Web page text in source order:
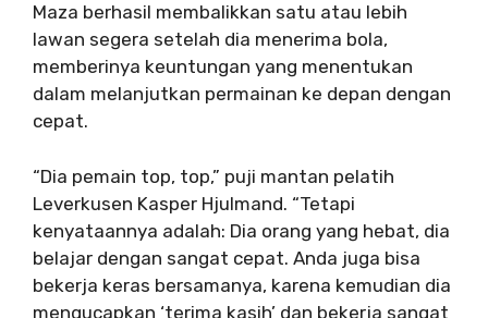
Maza berhasil membalikkan satu atau lebih
lawan segera setelah dia menerima bola,
memberinya keuntungan yang menentukan
dalam melanjutkan permainan ke depan dengan
cepat.
“Dia pemain top, top,” puji mantan pelatih
Leverkusen Kasper Hjulmand. “Tetapi
kenyataannya adalah: Dia orang yang hebat, dia
belajar dengan sangat cepat. Anda juga bisa
bekerja keras bersamanya, karena kemudian dia
mengucapkan ‘terima kasih’ dan bekerja sangat